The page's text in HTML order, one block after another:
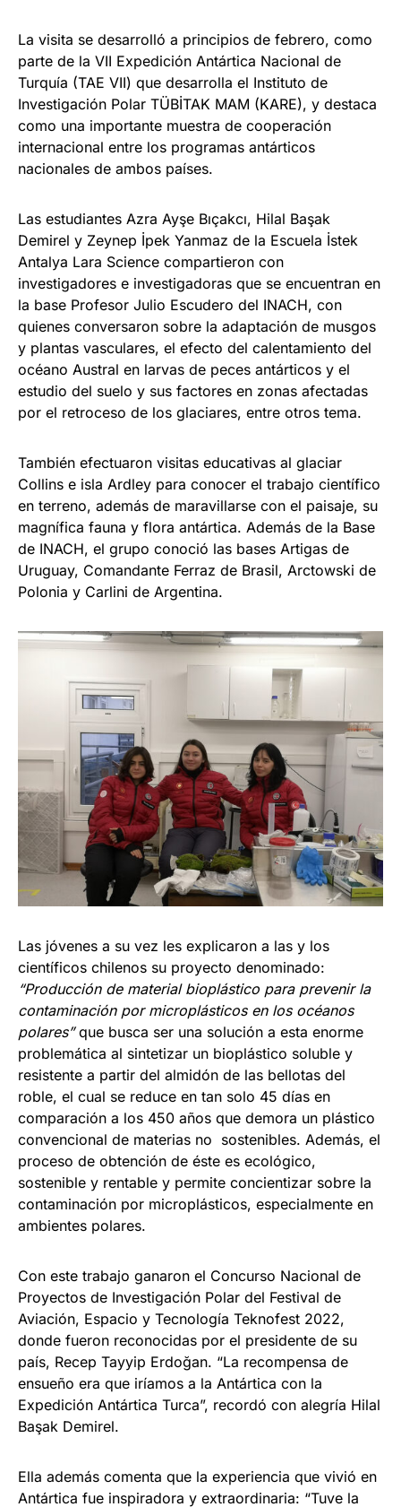
La visita se desarrolló a principios de febrero, como
parte de la VII Expedición Antártica Nacional de
Turquía (TAE VII) que desarrolla el Instituto de
Investigación Polar TÜBİTAK MAM (KARE), y destaca
como una importante muestra de cooperación
internacional entre los programas antárticos
nacionales de ambos países.
Las estudiantes Azra Ayşe Bıçakcı, Hilal Başak
Demirel y Zeynep İpek Yanmaz de la Escuela İstek
Antalya Lara Science compartieron con
investigadores e investigadoras que se encuentran en
la base Profesor Julio Escudero del INACH, con
quienes conversaron sobre la adaptación de musgos
y plantas vasculares, el efecto del calentamiento del
océano Austral en larvas de peces antárticos y el
estudio del suelo y sus factores en zonas afectadas
por el retroceso de los glaciares, entre otros tema.
También efectuaron visitas educativas al glaciar
Collins e isla Ardley para conocer el trabajo científico
en terreno, además de maravillarse con el paisaje, su
magnífica fauna y flora antártica. Además de la Base
de INACH, el grupo conoció las bases Artigas de
Uruguay, Comandante Ferraz de Brasil, Arctowski de
Polonia y Carlini de Argentina.
Las jóvenes a su vez les explicaron a las y los
científicos chilenos su proyecto denominado:
“Producción de material bioplástico para prevenir la
contaminación por microplásticos en los océanos
polares”que busca ser una solución a esta enorme
problemática al sintetizar un bioplástico soluble y
resistente a partir del almidón de las bellotas del
roble, el cual se reduce en tan solo 45 días en
comparación a los 450 años que demora un plástico
convencional de materias no sostenibles. Además, el
proceso de obtención de éste es ecológico,
sostenible y rentable y permite concientizar sobre la
contaminación por microplásticos, especialmente en
ambientes polares.
Con este trabajo ganaron el Concurso Nacional de
Proyectos de Investigación Polar del Festival de
Aviación, Espacio y Tecnología Teknofest 2022,
donde fueron reconocidas por el presidente de su
país, Recep Tayyip Erdoğan. “La recompensa de
ensueño era que iríamos a la Antártica con la
Expedición Antártica Turca”, recordó con alegría Hilal
Başak Demirel.
Ella además comenta que la experiencia que vivió en
Antártica fue inspiradora y extraordinaria: “Tuve la